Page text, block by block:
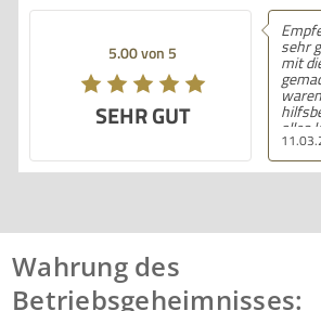
5.00 von 5
SEHR GUT
sehr
mit
alles
und
Wahrung des
Betriebsgeheimnisses: